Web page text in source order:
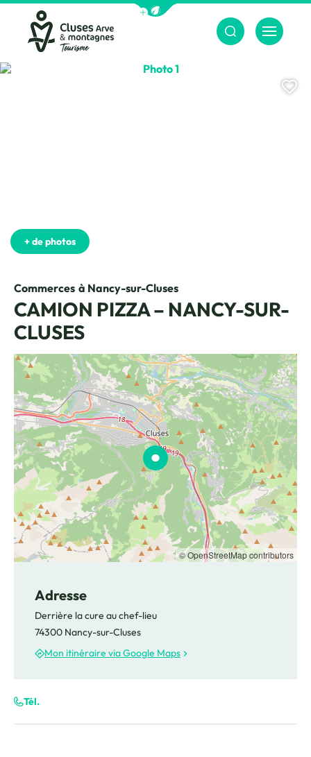
Afficher la barre de navigation du
Cluses Arve &amp; montagnes
Menu
Commerces à Nancy-sur-Cluses
CAMION PIZZA – NANCY-SUR-
CLUSES
Photo 1
+ de photos
© OpenStreetMap contributors
Adresse
Derrière la cure au chef-lieu
74300 Nancy-sur-Cluses
Mon itinéraire via Google Maps
Tél.